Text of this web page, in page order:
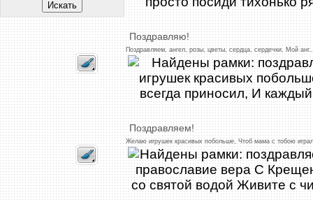
Поздравляю!
Поздравляем, ангел, розы, цветы, сердца, сердечки, Мой анг
Поздравляем!
Желаю игрушек красивых побольше, Чтоб мама стобою